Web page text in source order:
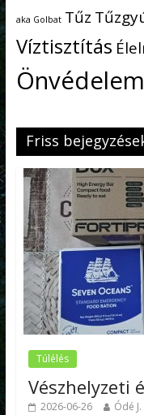
aka Golbat Tűz
Víztisztítás
Önvédelem
Friss
Túlélés
Vészhelyzeti
2026-06-26 Ódé